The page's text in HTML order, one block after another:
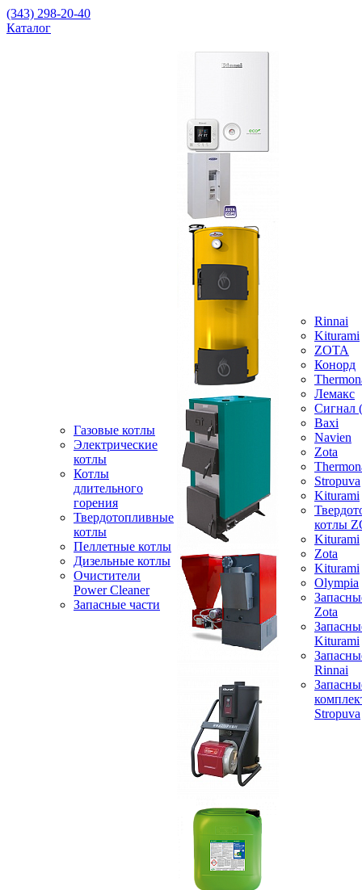
(343) 298-20-40
Каталог
Газовые котлы
Электрические
котлы
Котлы
длительного
горения
Твердотопливные
котлы
Пеллетные котлы
Дизельные котлы
Очистители
Power Cleaner
Запасные части
Rinnai
Kiturami
ZOTA
Конорд
Лемакс
Baxi
Navien
Zota
Stropuva
Kiturami
котлы
Kiturami
Zota
Kiturami
Olympia
Zota
Kiturami
Rinnai
Stropuva